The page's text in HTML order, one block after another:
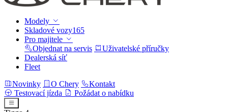
Modely
Skladové vozy165
Pro majitele
Objednat na servis
Uživatelské příručky
Dealerská síť
Fleet
Novinky
O Chery
Kontakt
Testovací jízda
Požádat o nabídku